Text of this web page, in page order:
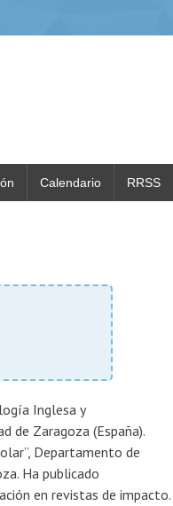
Calendario RRSS
Inglesa y
de Zaragoza (España).
Departamento de
Ha publicado
en revistas de impacto.